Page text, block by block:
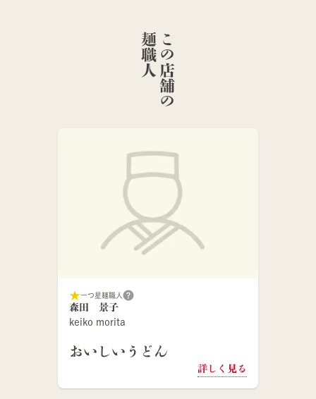
こ
の
店
舗
の
麺
職
人
一つ星麺職人
森田 景子
keiko morita
おいしいうどん
詳しく見る